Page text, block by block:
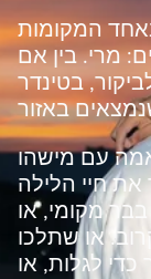
המקומות
מרי. בין אם
בטינדר
עם מישהו
את חיי הלילה
מקומי, או
או שתלכו
כדי לגלות, או